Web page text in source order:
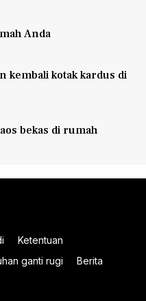
Anda
kembali kotak kardus di
bekas di rumah
Ketentuan
ganti rugi
Berita